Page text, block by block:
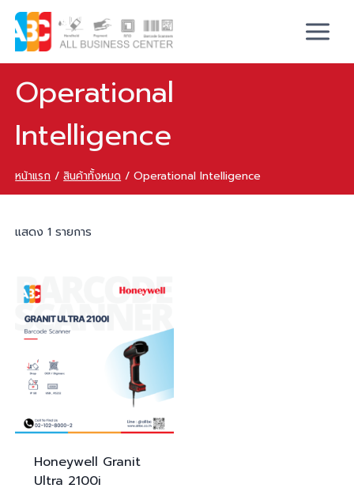
Operational
Intelligence
หน้าแรก / สินค้าทั้งหมด / Operational Intelligence
แสดง 1 รายการ
Honeywell Granit
Ultra 2100i